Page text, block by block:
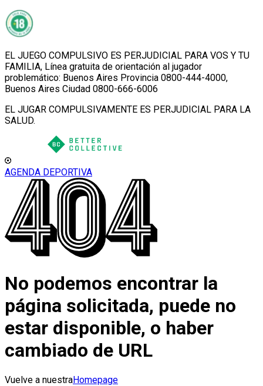
EL JUEGO COMPULSIVO ES PERJUDICIAL PARA VOS Y TU
FAMILIA, Línea gratuita de orientación al jugador
problemático: Buenos Aires Provincia 0800-444-4000,
Buenos Aires Ciudad 0800-666-6006
EL JUGAR COMPULSIVAMENTE ES PERJUDICIAL PARA LA
SALUD.
AGENDA DEPORTIVA
No podemos encontrar la
página solicitada, puede no
estar disponible, o haber
cambiado de URL
Vuelve a nuestraHomepage